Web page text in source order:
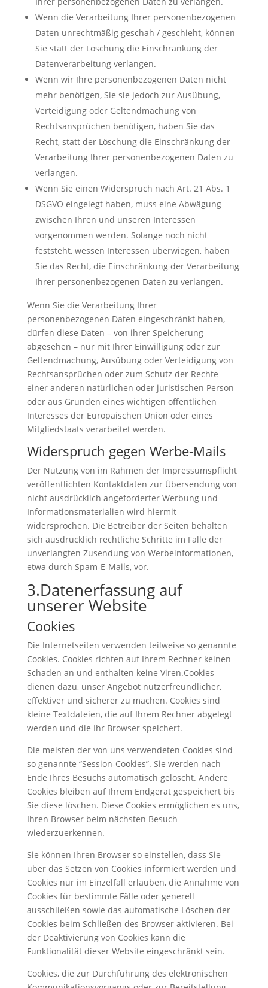
Wenn die Verarbeitung Ihrer personenbezogenen
Daten unrechtmäßig geschah / geschieht, können
Sie statt der Löschung die Einschränkung der
Datenverarbeitung verlangen.
Wenn wir Ihre personenbezogenen Daten nicht
mehr benötigen, Sie sie jedoch zur Ausübung,
Verteidigung oder Geltendmachung von
Rechtsansprüchen benötigen, haben Sie das
Recht, statt der Löschung die Einschränkung der
Verarbeitung Ihrer personenbezogenen Daten zu
verlangen.
Wenn Sie einen Widerspruch nach Art. 21 Abs. 1
DSGVO eingelegt haben, muss eine Abwägung
zwischen Ihren und unseren Interessen
vorgenommen werden. Solange noch nicht
feststeht, wessen Interessen überwiegen, haben
Sie das Recht, die Einschränkung der Verarbeitung
Ihrer personenbezogenen Daten zu verlangen.
Wenn Sie die Verarbeitung Ihrer
personenbezogenen Daten eingeschränkt haben,
dürfen diese Daten – von ihrer Speicherung
abgesehen – nur mit Ihrer Einwilligung oder zur
Geltendmachung, Ausübung oder Verteidigung von
Rechtsansprüchen oder zum Schutz der Rechte
einer anderen natürlichen oder juristischen Person
oder aus Gründen eines wichtigen öffentlichen
Interesses der Europäischen Union oder eines
Mitgliedstaats verarbeitet werden.
Widerspruch gegen Werbe-Mails
Der Nutzung von im Rahmen der Impressumspflicht
veröffentlichten Kontaktdaten zur Übersendung von
nicht ausdrücklich angeforderter Werbung und
Informationsmaterialien wird hiermit
widersprochen. Die Betreiber der Seiten behalten
sich ausdrücklich rechtliche Schritte im Falle der
unverlangten Zusendung von Werbeinformationen,
etwa durch Spam-E-Mails, vor.
3.Datenerfassung auf
unserer Website
Cookies
Die Internetseiten verwenden teilweise so genannte
Cookies. Cookies richten auf Ihrem Rechner keinen
Schaden an und enthalten keine Viren.Cookies
dienen dazu, unser Angebot nutzerfreundlicher,
effektiver und sicherer zu machen. Cookies sind
kleine Textdateien, die auf Ihrem Rechner abgelegt
werden und die Ihr Browser speichert.
Die meisten der von uns verwendeten Cookies sind
so genannte “Session-Cookies”. Sie werden nach
Ende Ihres Besuchs automatisch gelöscht. Andere
Cookies bleiben auf Ihrem Endgerät gespeichert bis
Sie diese löschen. Diese Cookies ermöglichen es uns,
Ihren Browser beim nächsten Besuch
wiederzuerkennen.
Sie können Ihren Browser so einstellen, dass Sie
über das Setzen von Cookies informiert werden und
Cookies nur im Einzelfall erlauben, die Annahme von
Cookies für bestimmte Fälle oder generell
ausschließen sowie das automatische Löschen der
Cookies beim Schließen des Browser aktivieren. Bei
der Deaktivierung von Cookies kann die
Funktionalität dieser Website eingeschränkt sein.
Cookies, die zur Durchführung des elektronischen